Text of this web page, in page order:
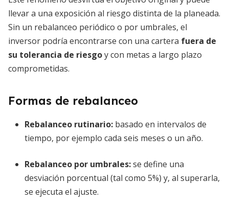
llevar a una exposición al riesgo distinta de la planeada.
Sin un rebalanceo periódico o por umbrales, el
inversor podría encontrarse con una cartera fuera de
su tolerancia de riesgoy con metas a largo plazo
comprometidas.
Formas de rebalanceo
Rebalanceo rutinario: basado en intervalos de
tiempo, por ejemplo cada seis meses o un año.
Rebalanceo por umbrales:se define una
desviación porcentual (tal como 5%) y, al superarla,
se ejecuta el ajuste.